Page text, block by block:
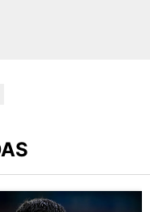
de Philadelphia dijo
de tendencia con